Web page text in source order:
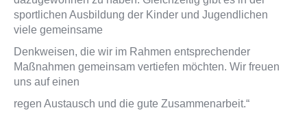
sportlichen Ausbildung der Kinder und Jugendlichen
viele gemeinsame
Denkweisen, die wir im Rahmen entsprechender
Maßnahmen gemeinsam vertiefen möchten. Wir freuen
uns auf einen
regen Austausch und die gute Zusammenarbeit.“